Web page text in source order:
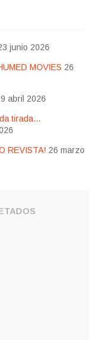
junio 2026
MOVIES 26
abril 2026
tirada…
REVISTA! 26 marzo